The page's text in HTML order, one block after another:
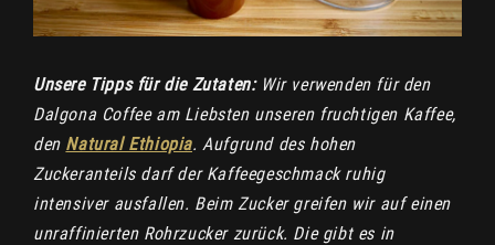
Unsere Tipps für die Zutaten:Wir verwenden für den
Dalgona Coffee am Liebsten unseren fruchtigen Kaffee,
den Natural Ethiopia. Aufgrund des hohen
Zuckeranteils darf der Kaffeegeschmack ruhig
intensiver ausfallen. Beim Zucker greifen wir auf einen
unraffinierten Rohrzucker zurück. Die gibt es in